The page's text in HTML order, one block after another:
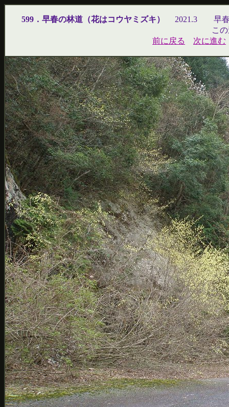
599．早春の林道（花はコウヤミズキ）
2021.3 早春
この道
前に戻る
次に進む